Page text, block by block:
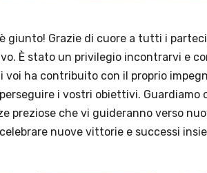
è giunto! Grazie di cuore a tutti i
È stato un privilegio incontrarvi e
voi ha contribuito con il proprio
i vostri obiettivi.
preziose che vi guideranno verso
nuove vittorie e successi